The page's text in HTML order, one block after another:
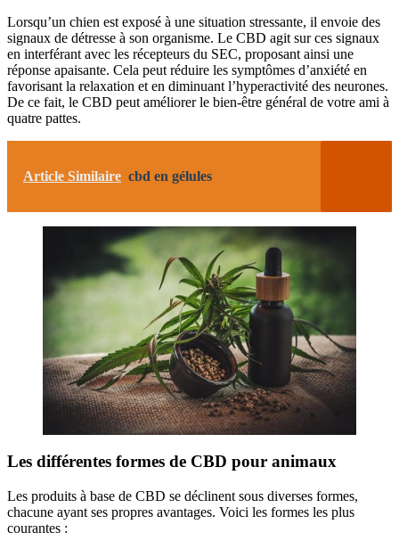
Lorsqu’un chien est exposé à une situation stressante, il envoie des
signaux de détresse à son organisme. Le CBD agit sur ces signaux
en interférant avec les récepteurs du SEC, proposant ainsi une
réponse apaisante. Cela peut réduire les symptômes d’anxiété en
favorisant la relaxation et en diminuant l’hyperactivité des neurones.
De ce fait, le CBD peut améliorer le bien-être général de votre ami à
quatre pattes.
Article Similaire cbd en gélules
Les différentes formes de CBD pour animaux
Les produits à base de CBD se déclinent sous diverses formes,
chacune ayant ses propres avantages. Voici les formes les plus
courantes :